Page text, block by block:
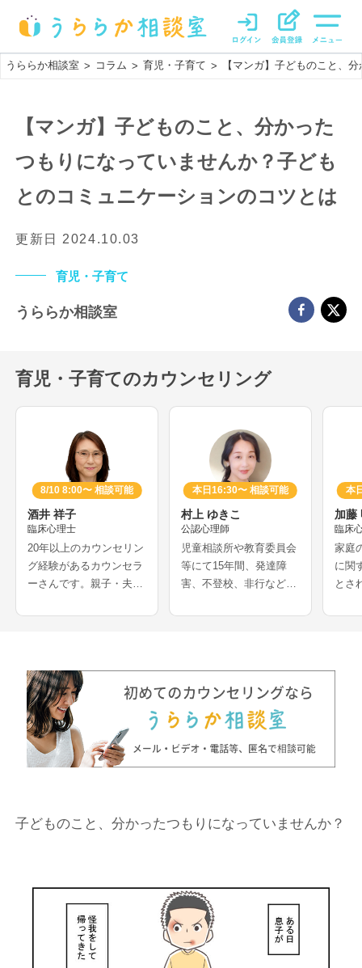
うららか相談室 > コラム > 育児・子育て > 【マンガ】子どものこと、
【マンガ】子どものこと、分かった
つもりになっていませんか？子ども
とのコミュニケーションのコツとは
更新日 2024.10.03
育児・子育て
うららか相談室
育児・子育てのカウンセリング
8/10 8:00〜 相談可能
酒井 祥子
臨床心理士
20年以上のカウンセリン
グ経験があるカウンセラ
ーさんです。親子・夫婦
き方や職場の人間関係の
若年層から年配の方ま
で、幅広く相談を受けら
本日16:30〜 相談可能
村上 ゆきこ
公認心理師
児童相談所や教育委員会
等にて15年間、発達障
害、不登校、非行などの
たカウンセラーさんで
問題解決の経験をお持ち
で、夫婦問題、DV、HS
本
加藤
臨床
家庭
に関
とさ
校の
どに
子どものこと、分かったつもりになっていませんか？